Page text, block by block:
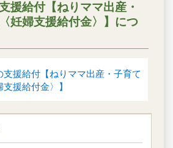
援給付【ねりママ出産・
妊婦支援給付金〉】につ
支援給付【ねりママ出産・子育て
援給付金〉】